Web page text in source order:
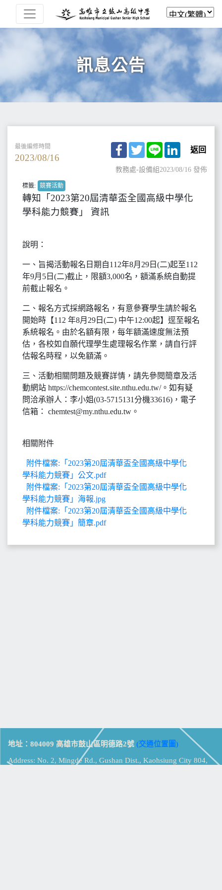
訊息公告
最後編修時間
2023/08/16
Facebook
TwitterLine LinkedIn
返回
教務處-設備組2023/08/16 發佈
標籤: 競賽活動
轉知「2023第20屆清華盃全國高級中學化
學科能力競賽」 資訊
說明：
一、旨揭活動報名日期自112年8月29日(二)起至112
年9月5日(二)截止，限額3,000名，額滿系統自動提
前截止報名。
二、報名方式採網路報名，有意參賽學生請於報名
開始時【112 年8月29日(二) 中午12:00起】逕至報名
系統報名。由於名額有限，每年額滿速度無法預
估，各校如自願代理學生處理報名作業，請自行評
估報名時程，以免額滿。
三、活動相關問題及競賽詳情，請先參閱簡章及活
動網站 https://chemcontest.site.nthu.edu.tw/。如有疑
問洽承辦人：李小姐(03-5715131分機33616)，電子
信箱： chemtest@my.nthu.edu.tw。
相關附件
附件檔案:「2023第20屆清華盃全國高級中學化
學科能力競賽」公文.pdf
附件檔案:「2023第20屆清華盃全國高級中學化
學科能力競賽」海報.jpg
附件檔案:「2023第20屆清華盃全國高級中學化
學科能力競賽」簡章.pdf
地址：804009 高雄市鼓山區明德路2號 (交通位置圖)
Address: No. 2, Mingde Rd., Gushan Dist., Kaohsiung City 804,